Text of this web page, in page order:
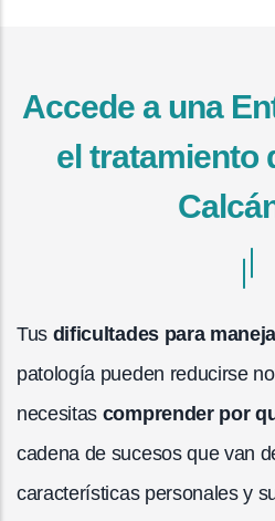
Accede a una
el tratamiento
Tus dificultades para
patología pueden reducirse
necesitas comprender por
cadena de sucesos que van
características personales y